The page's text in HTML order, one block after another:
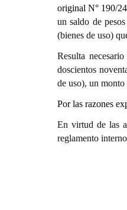
originalN° 190/24
un saldo de
(bienes de uso)
Resulta
doscientos
de uso), un
Por las razones
En virtud de las
reglamento